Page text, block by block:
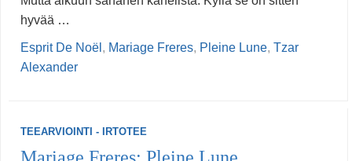
hyvää …
Esprit De Noël , Mariage Freres, Pleine Lune, Tzar
Alexander
TEEARVIOINTI - IRTOTEE